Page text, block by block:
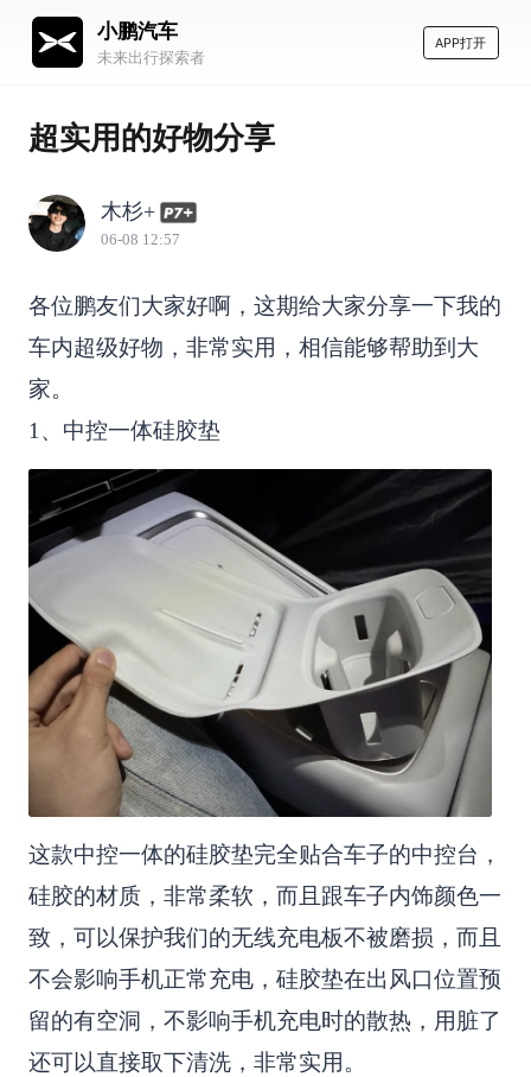
小鹏汽车
未来出行探索者
APP打开
超实用的好物分享
木杉+
06-08 12:57
各位鹏友们大家好啊，这期给大家分享一下我的
车内超级好物，非常实用，相信能够帮助到大
家。
1、中控一体硅胶垫
这款中控一体的硅胶垫完全贴合车子的中控台，
硅胶的材质，非常柔软，而且跟车子内饰颜色一
致，可以保护我们的无线充电板不被磨损，而且
不会影响手机正常充电，硅胶垫在出风口位置预
留的有空洞，不影响手机充电时的散热，用脏了
还可以直接取下清洗，非常实用。